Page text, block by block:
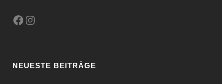
Facebook
Instagram
NEUESTE BEITRÄGE